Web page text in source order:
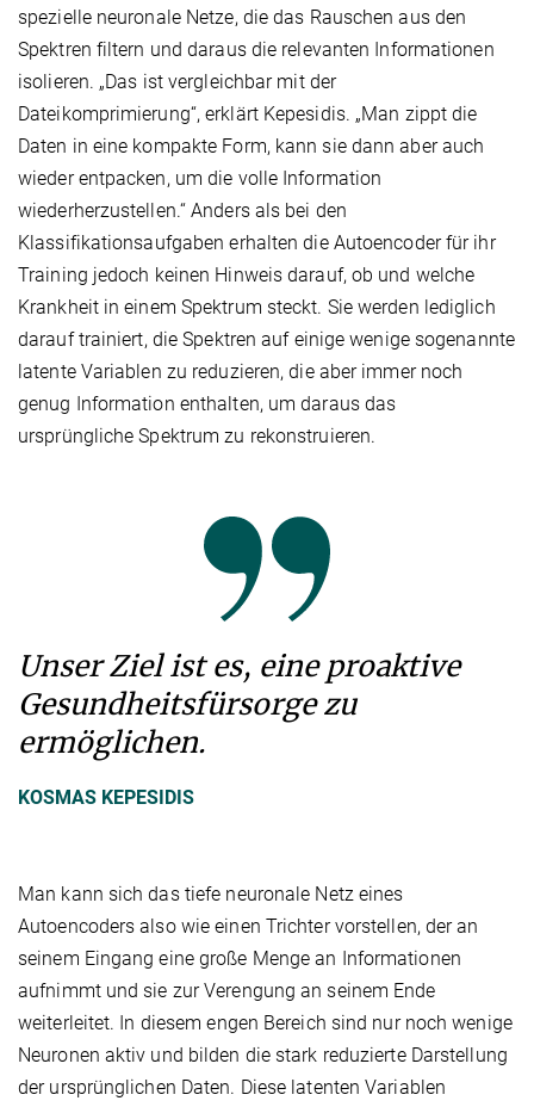
spezielle neuronale Netze, die das Rauschen aus den
Spektren filtern und daraus die relevanten Informationen
isolieren. „Das ist vergleichbar mit der
Dateikomprimierung“, erklärt Kepesidis. „Man zippt die
Daten in eine kompakte Form, kann sie dann aber auch
wieder entpacken, um die volle Information
wiederherzustellen.“ Anders als bei den
Klassifikationsaufgaben erhalten die Autoencoder für ihr
Training jedoch keinen Hinweis darauf, ob und welche
Krankheit in einem Spektrum steckt. Sie werden lediglich
darauf trainiert, die Spektren auf einige wenige sogenannte
latente Variablen zu reduzieren, die aber immer noch
genug Information enthalten, um daraus das
ursprüngliche Spektrum zu rekonstruieren.
Unser Ziel ist es, eine proaktive
Gesundheitsfürsorge zu
ermöglichen.
KOSMAS KEPESIDIS
Man kann sich das tiefe neuronale Netz eines
Autoencoders also wie einen Trichter vorstellen, der an
seinem Eingang eine große Menge an Informationen
aufnimmt und sie zur Verengung an seinem Ende
weiterleitet. In diesem engen Bereich sind nur noch wenige
Neuronen aktiv und bilden die stark reduzierte Darstellung
der ursprünglichen Daten. Diese latenten Variablen